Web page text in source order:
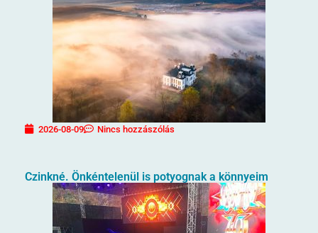
2026-08-09 Nincs hozzászólás
Czinkné. Önkéntelenül is potyognak a könnyeim